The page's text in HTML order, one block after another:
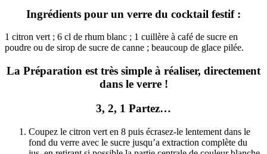
Ingrédients pour un verre du cocktail festif :
1 citron vert ; 6 cl de rhum blanc ; 1 cuillère à café de sucre en
poudre ou de sirop de sucre de canne ; beaucoup de glace pilée.
La Préparation est très simple à réaliser, directement
dans le verre !
3, 2, 1 Partez…
Coupez le citron vert en 8 puis écrasez-le lentement dans le
fond du verre avec le sucre jusqu’a extraction complète du